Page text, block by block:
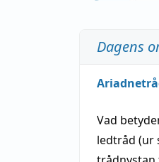
Dagens
Vad
ledtråd (ur